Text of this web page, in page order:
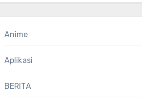
Anime
Aplikasi
BERITA